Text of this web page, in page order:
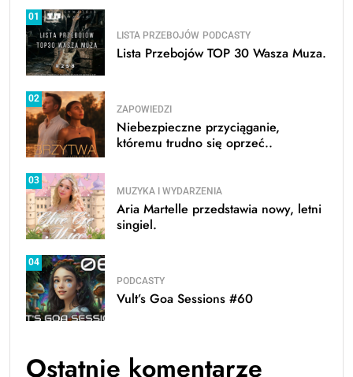
01
LISTA PRZEBOJÓW PODCASTY
Lista Przebojów TOP 30 Wasza Muza.
02
ZAPOWIEDZI
Niebezpieczne przyciąganie,
któremu trudno się oprzeć..
03
MUZYKA I WYDARZENIA
Aria Martelle przedstawia nowy, letni
singiel.
04
PODCASTY
Vult’s Goa Sessions #60
Ostatnie komentarze